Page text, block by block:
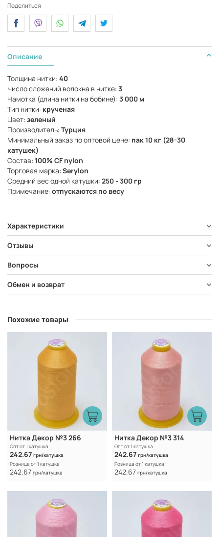
Поделиться:
Описание
Толщина нитки: 40
Число сложений волокна в нитке: 3
Намотка (длина нитки на бобине): 3 000 м
Тип нитки: крученая
Цвет: зеленый
Производитель: Турция
Минимальный заказ по оптовой цене: пак 10 кг (28-30
катушек)
Состав: 100% CF nylon
Торговая марка: Serylon
Средний вес одной катушки: 250 - 300 гр
Примечание: отпускаются по весу
Характеристики
Отзывы
Вопросы
Обмен и возврат
Похожие товары
Нитка Декор №3 266
Опт от 1 катушка
242.67 грн/катушка
Розница от 1 катушка
242.67 грн/катушка
Нитка Декор №3 314
Опт от 1 катушка
242.67 грн/катушка
Розница от 1 катушка
242.67 грн/катушка